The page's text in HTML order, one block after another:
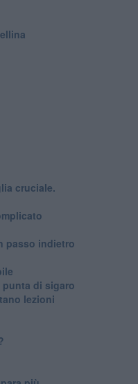
cruciale.
passo indietro
di sigaro
lezioni